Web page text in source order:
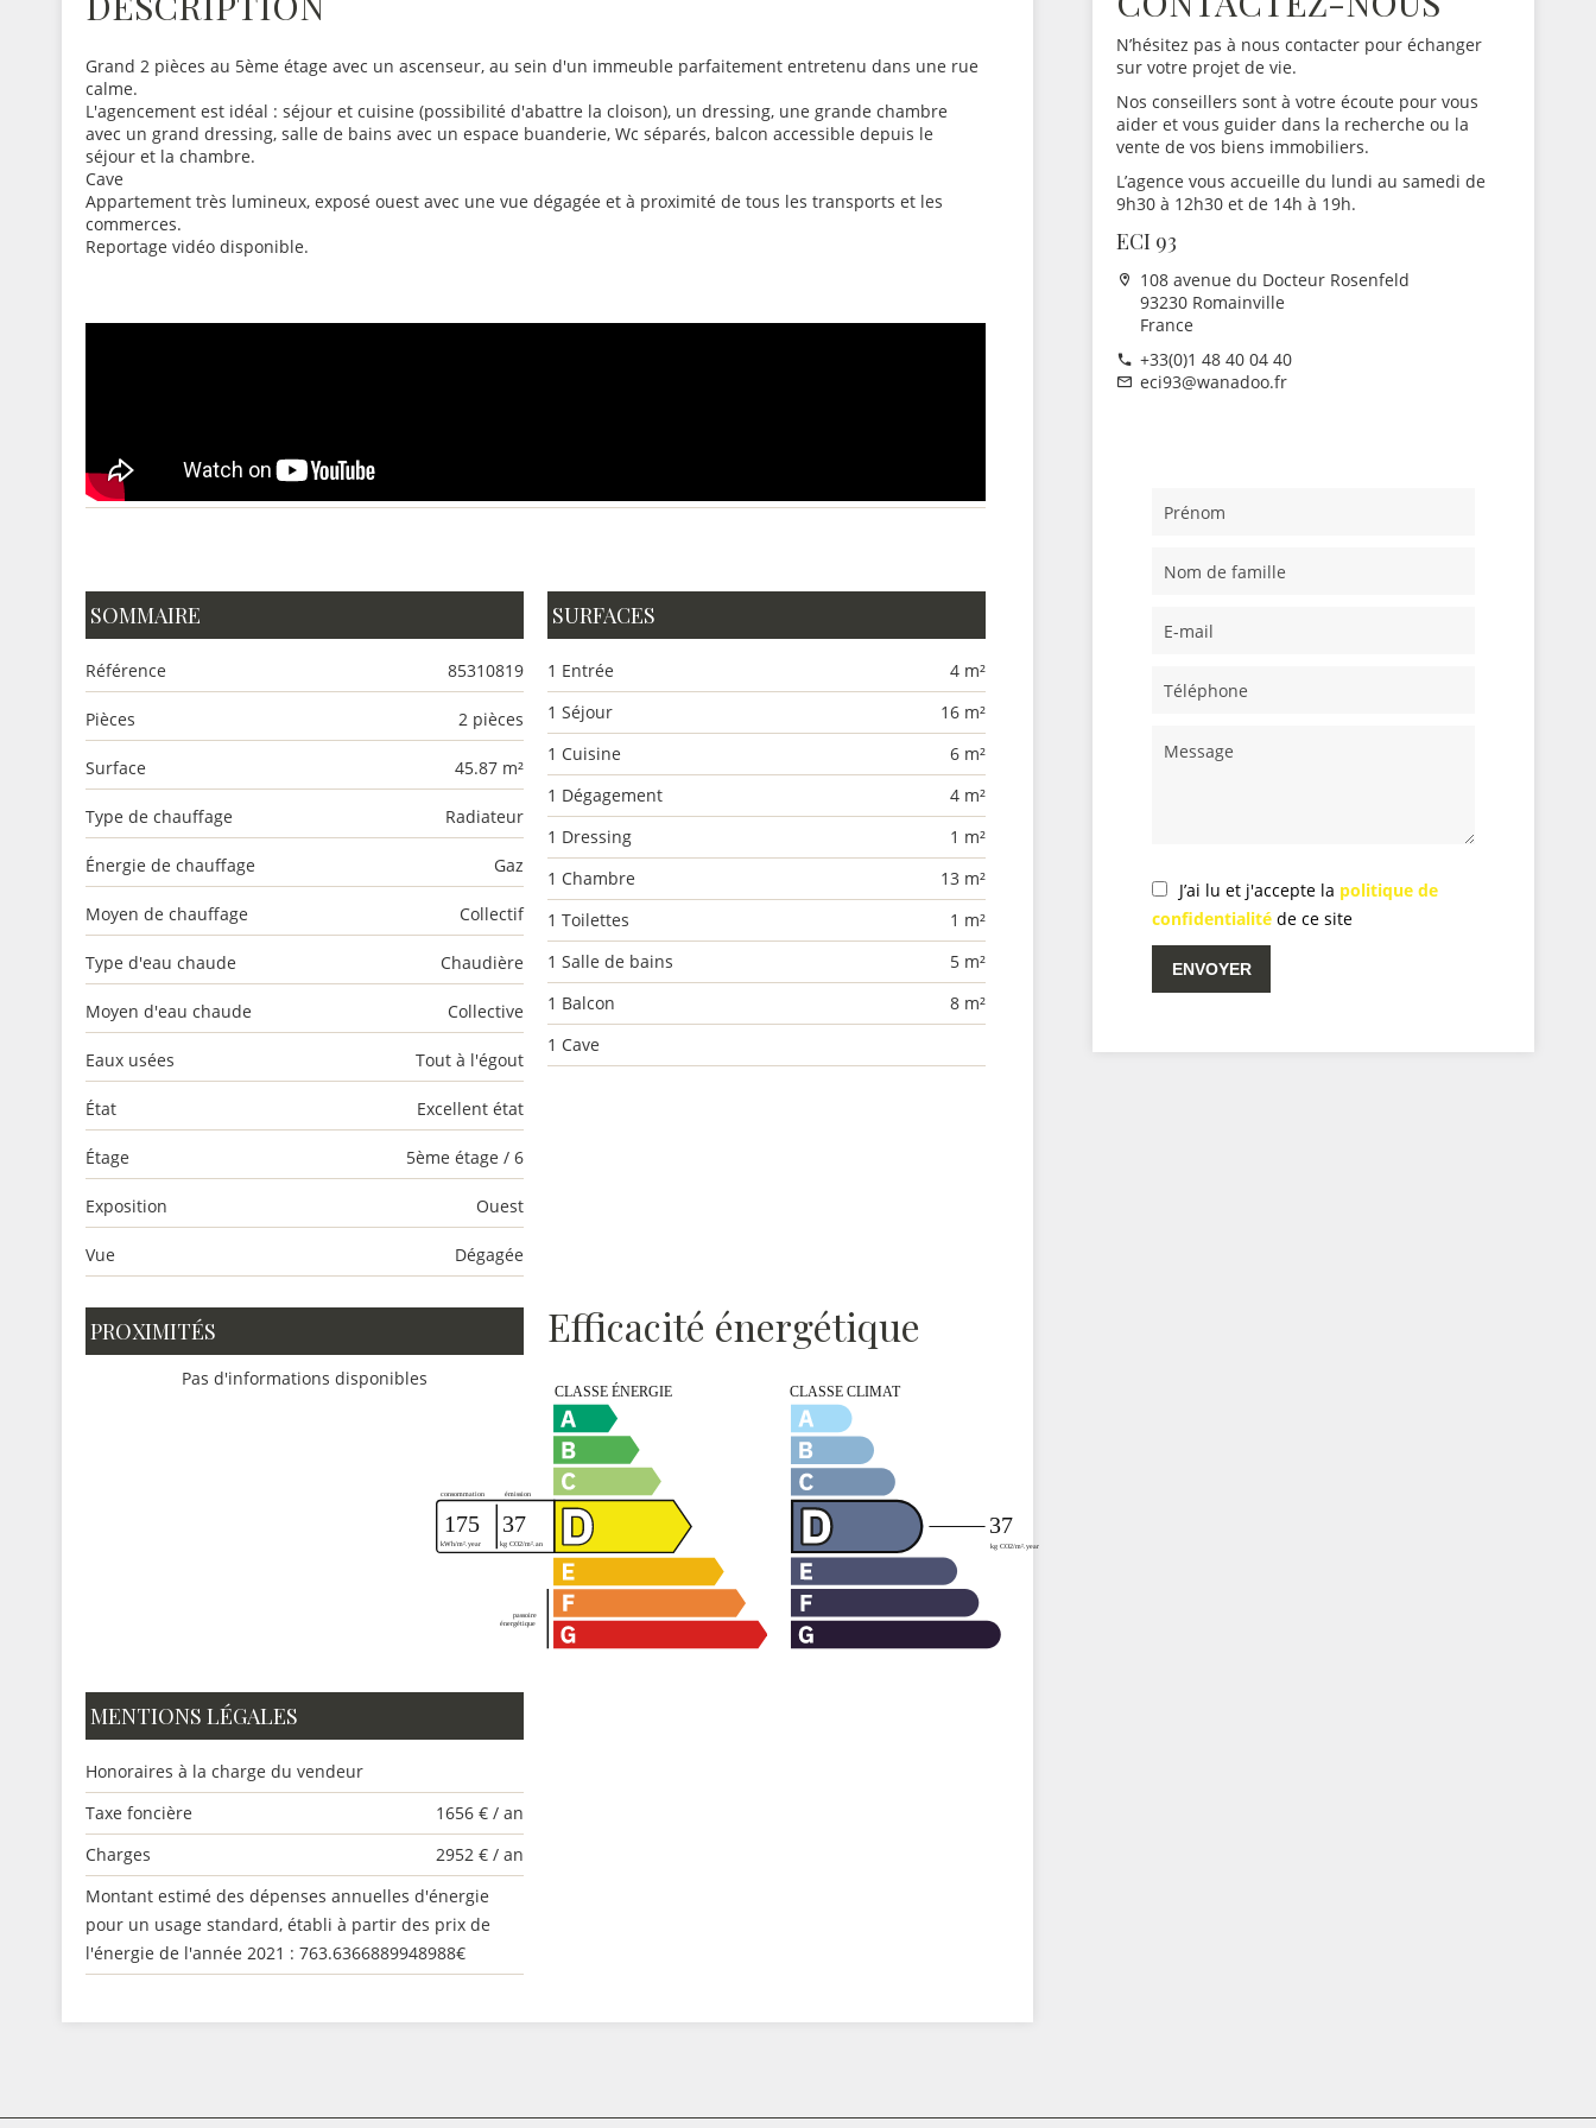
Grand 2 pièces au 5ème étage avec un ascenseur, au sein d'un immeuble parfaitement entretenu dans une rue
calme.
L'agencement est idéal : séjour et cuisine (possibilité d'abattre la cloison), un dressing, une grande chambre
avec un grand dressing, salle de bains avec un espace buanderie, Wc séparés, balcon accessible depuis le
séjour et la chambre.
Cave
Appartement très lumineux, exposé ouest avec une vue dégagée et à proximité de tous les transports et les
commerces.
Reportage vidéo disponible.
SOMMAIRE
Référence 85310819
Pièces 2 pièces
Surface 45.87 m²
Type de chauffage Radiateur
Énergie de chauffage Gaz
Moyen de chauffage Collectif
Type d'eau chaude Chaudière
Moyen d'eau chaude Collective
Eaux usées Tout à l'égout
État Excellent état
Étage 5ème étage / 6
Exposition Ouest
Vue Dégagée
SURFACES
1 Entrée
4 m²
1 Séjour
16 m²
1 Cuisine
6 m²
1 Dégagement
4 m²
1 Dressing
1 m²
1 Chambre
13 m²
1 Toilettes
1 m²
1 Salle de bains
5 m²
1 Balcon
8 m²
1 Cave
PROXIMITÉS
Pas d'informations disponibles
Efficacité énergétique
MENTIONS LÉGALES
Honoraires à la charge du vendeur
Taxe foncière
1656 € / an
Charges
2952 € / an
Montant estimé des dépenses annuelles d'énergie
pour un usage standard, établi à partir des prix de
l'énergie de l'année 2021 : 763.6366889948988€
N’hésitez pas à nous contacter pour échanger
sur votre projet de vie.
Nos conseillers sont à votre écoute pour vous
aider et vous guider dans la recherche ou la
vente de vos biens immobiliers.
L’agence vous accueille du lundi au samedi de
9h30 à 12h30 et de 14h à 19h.
ECI 93
108 avenue du Docteur Rosenfeld
93230 Romainville
France
+33(0)1 48 40 04 40
eci93@wanadoo.fr
J’ai lu et j'accepte la politique de
confidentialité de ce site
ENVOYER